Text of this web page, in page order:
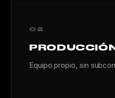
02
Equipo propio, sin